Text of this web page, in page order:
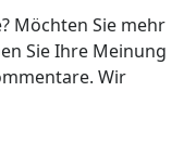
Möchten Sie mehr
Sie Ihre Meinung
Wir